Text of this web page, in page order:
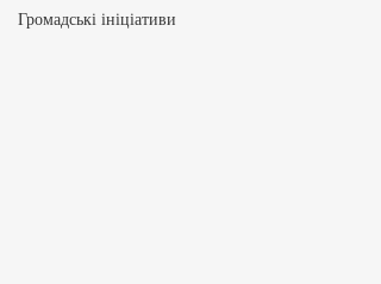
Громадські ініціативи